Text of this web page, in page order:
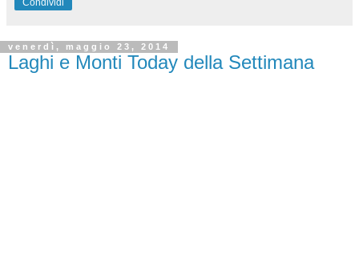
Condividi
venerdì, maggio 23, 2014
Laghi e Monti Today della Settimana